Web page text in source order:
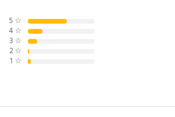
kan fästa på de flesta hårda
metall, glas,
och gummi. Och med sina
bred och 4 meter lång, har du
flera applikationer. Oavsett
5 ☆
4 ☆
3 ☆
2 ☆
1 ☆